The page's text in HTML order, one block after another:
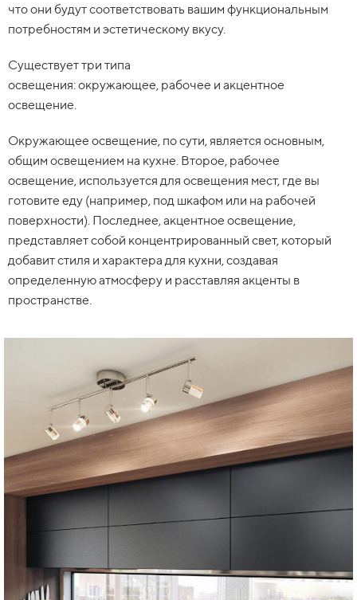
что они будут соответствовать вашим функциональным
потребностям и эстетическому вкусу.
Существует три типа
освещения: окружающее, рабочее и акцентное
освещение.
Окружающее освещение, по сути, является основным,
общим освещением на кухне. Второе, рабочее
освещение, используется для освещения мест, где вы
готовите еду (например, под шкафом или на рабочей
поверхности). Последнее, акцентное освещение,
представляет собой концентрированный свет, который
добавит стиля и характера для кухни, создавая
определенную атмосферу и расставляя акценты в
пространстве.